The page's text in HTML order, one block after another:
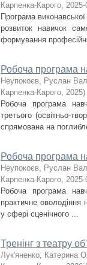
Карпенка-Карого, 2025-
Програма
розвиток навичок
формування
Робоча програма
Неупокоєв, Руслан
Карпенка-Карого, 2025)
Робоча програма
третього
спрямована на
Робоча програма
Неупокоєв, Руслан
Карпенка-Карого, 2025-
Робоча програма
практичне оволодіння
у сфері сценічного ...
Тренінг з театру
Лук'яненко, Катерина